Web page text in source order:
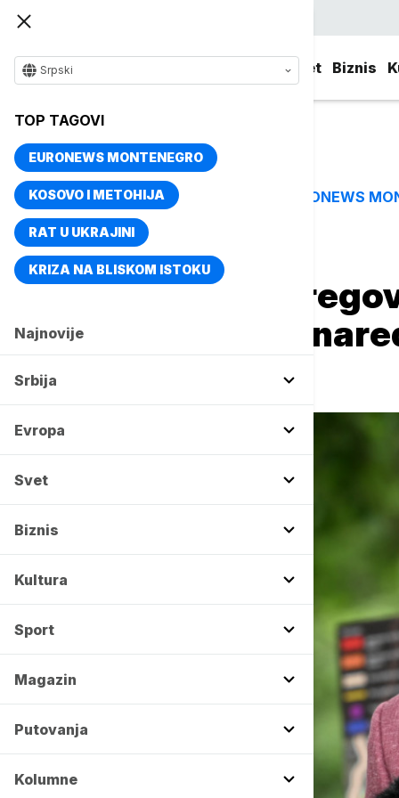
Svet Biznis
Srpski
TOP TAGOVI
EURONEWS MONTENEGRO
KOSOVO I METOHIJA
RAT U UKRAJINI
KRIZA NA BLISKOM ISTOKU
Najnovije
Srbija
Evropa
Svet
Biznis
Kultura
Sport
Magazin
Putovanja
Kolumne
TOP TAGOVI EURONEWS
Naslovna Biznis
Vučić: U toku
kompromisu, u
odluka